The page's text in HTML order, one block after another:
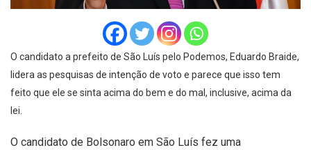
O candidato a prefeito de São Luís pelo Podemos, Eduardo Braide,
lidera as pesquisas de intenção de voto e parece que isso tem
feito que ele se sinta acima do bem e do mal, inclusive, acima da
lei.
O candidato de Bolsonaro em São Luís fez uma